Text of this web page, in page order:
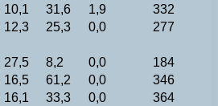
10,1 31,6 1,9
332
12,3 25,3 0,0
277
27,5 8,2 0,0
184
16,5 61,2 0,0
346
16,1 33,3 0,0
364